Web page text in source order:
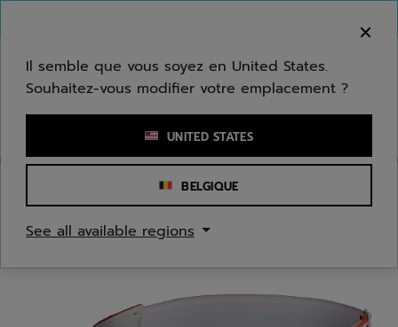
Saisir un mot clé ou un numéro d'article
Il semble que vous soyez en United States.
Souhaitez-vous modifier votre emplacement ?
UNITED STATES
BELGIQUE
See all available regions